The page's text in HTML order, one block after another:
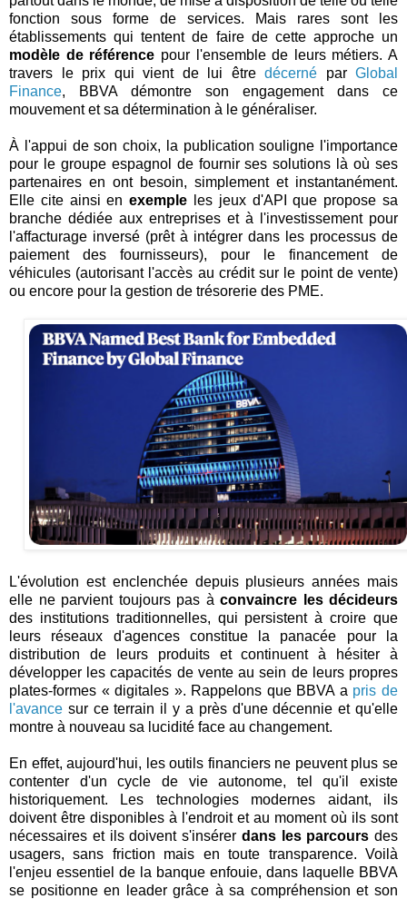
fonction sous forme de services. Mais rares sont les
établissements qui tentent de faire de cette approche un
modèle de référence pour l'ensemble de leurs métiers. A
travers le prix qui vient de lui être décerné par Global
Finance, BBVA démontre son engagement dans ce
mouvement et sa détermination à le généraliser.
À l'appui de son choix, la publication souligne l'importance
pour le groupe espagnol de fournir ses solutions là où ses
partenaires en ont besoin, simplement et instantanément.
Elle cite ainsi enexemple les jeux d'API que propose sa
branche dédiée aux entreprises et à l'investissement pour
l'affacturage inversé (prêt à intégrer dans les processus de
paiement des fournisseurs), pour le financement de
véhicules (autorisant l'accès au crédit sur le point de vente)
ou encore pour la gestion de trésorerie des PME.
L'évolution est enclenchée depuis plusieurs années mais
elle ne parvient toujours pas à convaincre les décideurs
des institutions traditionnelles, qui persistent à croire que
leurs réseaux d'agences constitue la panacée pour la
distribution de leurs produits et continuent à hésiter à
développer les capacités de vente au sein de leurs propres
plates-formes « digitales ». Rappelons que BBVA a pris de
l'avance sur ce terrain il y a près d'une décennie et qu'elle
montre à nouveau sa lucidité face au changement.
En effet, aujourd'hui, les outils financiers ne peuvent plus se
contenter d'un cycle de vie autonome, tel qu'il existe
historiquement. Les technologies modernes aidant, ils
doivent être disponibles à l'endroit et au moment où ils sont
nécessaires et ils doivent s'insérer dans les parcours des
usagers, sans friction mais en toute transparence. Voilà
l'enjeu essentiel de la banque enfouie, dans laquelle BBVA
se positionne en leader grâce à sa compréhension et son